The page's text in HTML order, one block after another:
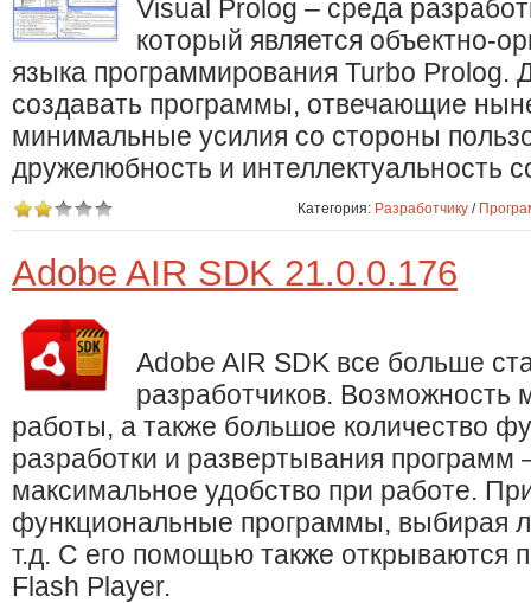
Visual Prolog – среда
который является объектно-
языка программирования Turbo Prolog.
создавать программы, отвечающие
минимальные усилия со стороны
дружелюбность и интеллектуальность
Категория: Разработчику /
Adobe AIR SDK 21.0.0.176
Adobe AIR SDK все больше
разработчиков. Возможность
работы, а также большое количество
разработки и развертывания программ
максимальное удобство при работе.
функциональные программы, выбирая
т.д. С его помощью также открываются
Flash Player.